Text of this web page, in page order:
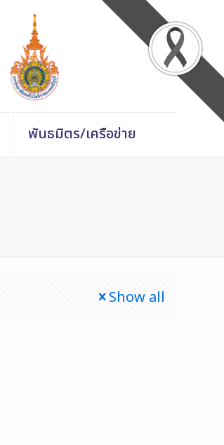
พันธมิตร/เครือข่าย
Show all